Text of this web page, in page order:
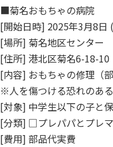
■菊名おもちゃの病院
[開始日時] 2025年3月8日
[場所] 菊名地区センター
[住所] 港北区菊名6-18-10
[内容] おもちゃの修理（部
※人を傷つける恐れのあ
[対象] 中学生以下の子と
[分類] □プレパパとプレ
[費用] 部品代実費